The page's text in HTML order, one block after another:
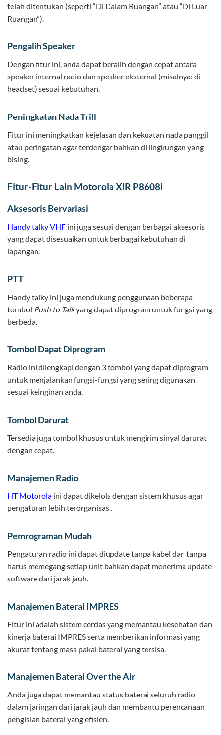
telah ditentukan (seperti “Di Dalam Ruangan” atau “Di Luar
Ruangan”).
Pengalih Speaker
Dengan fitur ini, anda dapat beralih dengan cepat antara
speaker internal radio dan speaker eksternal (misalnya: di
headset) sesuai kebutuhan.
Peningkatan Nada Trill
Fitur ini meningkatkan kejelasan dan kekuatan nada panggil
atau peringatan agar terdengar bahkan di lingkungan yang
bising.
Fitur-Fitur Lain Motorola XiR P8608i
Aksesoris Bervariasi
Handy talky VHF ini juga sesuai dengan berbagai aksesoris
yang dapat disesuaikan untuk berbagai kebutuhan di
lapangan.
PTT
Handy talky ini juga mendukung penggunaan beberapa
tombol Push to Talkyang dapat diprogram untuk fungsi yang
berbeda.
Tombol Dapat Diprogram
Radio ini dilengkapi dengan 3 tombol yang dapat diprogram
untuk menjalankan fungsi-fungsi yang sering digunakan
sesuai keinginan anda.
Tombol Darurat
Tersedia juga tombol khusus untuk mengirim sinyal darurat
dengan cepat.
Manajemen Radio
HT Motorola ini dapat dikelola dengan sistem khusus agar
pengaturan lebih terorganisasi.
Pemrograman Mudah
Pengaturan radio ini dapat diupdate tanpa kabel dan tanpa
harus memegang setiap unit bahkan dapat menerima update
software dari jarak jauh.
Manajemen Baterai IMPRES
Fitur ini adalah sistem cerdas yang memantau kesehatan dan
kinerja baterai IMPRES serta memberikan informasi yang
akurat tentang masa pakai baterai yang tersisa.
Manajemen Baterai Over the Air
Anda juga dapat memantau status baterai seluruh radio
dalam jaringan dari jarak jauh dan membantu perencanaan
pengisian baterai yang efisien.